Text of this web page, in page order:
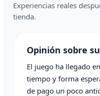
Experiencias reales
tienda.
Opinión sobre
El juego ha llegado
tiempo y forma
de pago un poco